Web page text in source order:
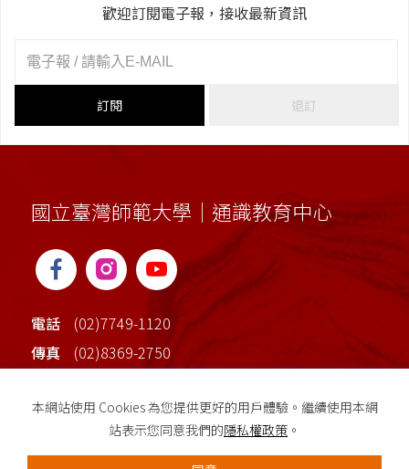
本網站使用 Cookies 為您提供更好的用戶體驗。繼續使用本網
站表示您同意我們的隱私權政策 。
歡迎訂閱電子報，接收最新資訊
訂閱 退訂
國立臺灣師範大學｜通識教育中心
電話
(02)7749-1120
傳真
(02)8369-2750
大樓2樓)